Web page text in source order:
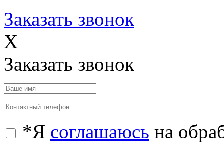
Заказать звонок
X
Заказать звонок
*Я соглашаюсь на